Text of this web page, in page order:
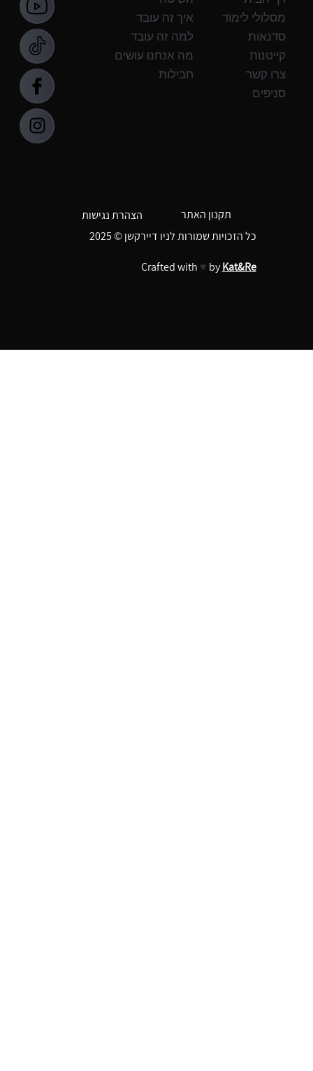
הצהרת נגישות
תקנון האתר
כל הזכויות שמורות לניו דיירקשן © 2025
איך זה עובד
למה זה עובד
מה אנחנו עושים
חבילות
מסלולי לימוד
סדנאות
קייטנות
צרו קשר
סניפים
Crafted with ♥ byKat&Re